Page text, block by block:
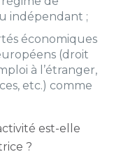
indépendant ;
économiques
(droit
à l’étranger,
etc.) comme
est-elle
?